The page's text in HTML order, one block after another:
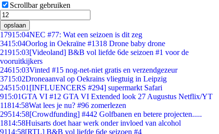
Scrollbar gebruiken
opslaan
17915:04NEC #77: Wat een seizoen is dit zeg
3415:04Oorlog in Oekraïne #1318 Drone baby drone
21915:03[Videoland] B&B vol liefde 6de seizoen #1 voor de
vooruitkijkers
24615:03Vinted #15 nog-net-niet gratis en verzendgezeur
3715:02Droneaanval op Oekrains vliegtuig in Leipzig
24515:01 [INFLUENCERS #294] supermarkt Safari
915:01GTA VI #12 GTA VI Extended look 27 Augustus Netflix/YT
11814:58Wat lees je nu? #96 zomerlezen
29514:58[Crowdfunding] #442 Golfbanen en betere projecten.....
1814:58Huisarts doet haar werk onder invloed van alcohol
9114:58[RTL] B&B vol liefde 6de seizoen #4